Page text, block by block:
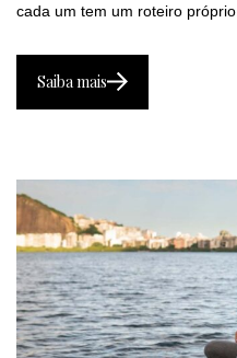
cada um tem um roteiro próprio.
Saiba mais